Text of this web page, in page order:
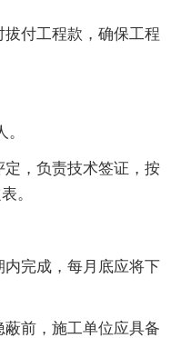
付工程款，确保工程
，负责技术签证，按
。
完成，每月底应将下
前，施工单位应具备